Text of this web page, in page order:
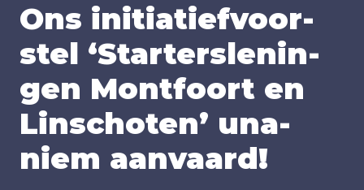
Ons ini­ti­a­tief­voor­
stel ‘Star­ter­s­le­nin­
gen Mont­foort en
Lin­scho­ten’ una­
niem aan­vaard!